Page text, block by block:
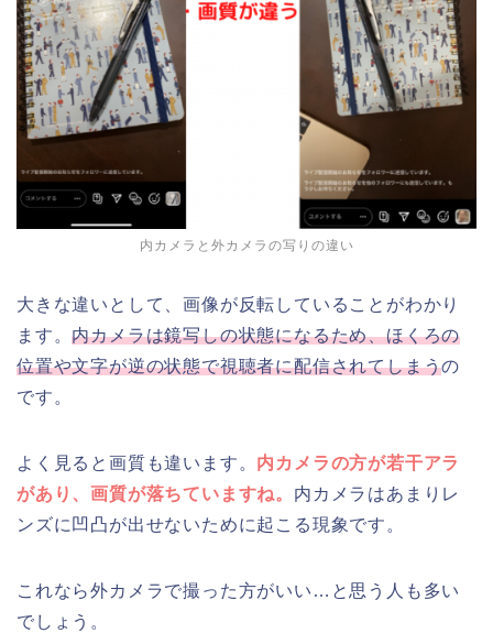
内カメラと外カメラの写りの違い
大きな違いとして、画像が反転していることがわかり
ます。内カメラは鏡写しの状態になるため、ほくろの
位置や文字が逆の状態で視聴者に配信されてしまうの
です。
よく見ると画質も違います。 内カメラの方が若干アラ
があり、画質が落ちていますね。 内カメラはあまりレ
ンズに凹凸が出せないために起こる現象です。
これなら外カメラで撮った方がいい…と思う人も多い
でしょう。